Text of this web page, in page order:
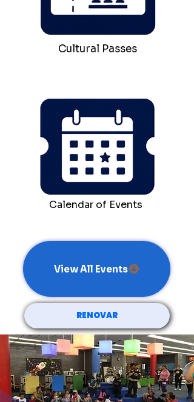
Cultural Passes
Calendar of Events
View All Events
RENOVAR